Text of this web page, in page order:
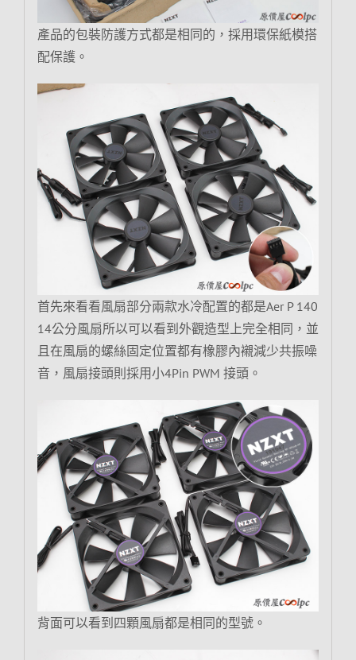
產品的包裝防護方式都是相同的，採用環保紙模搭
配保護。
首先來看看風扇部分兩款水冷配置的都是Aer P 140
14公分風扇所以可以看到外觀造型上完全相同，並
且在風扇的螺絲固定位置都有橡膠內襯減少共振噪
音，風扇接頭則採用小4Pin PWM 接頭。
背面可以看到四顆風扇都是相同的型號。